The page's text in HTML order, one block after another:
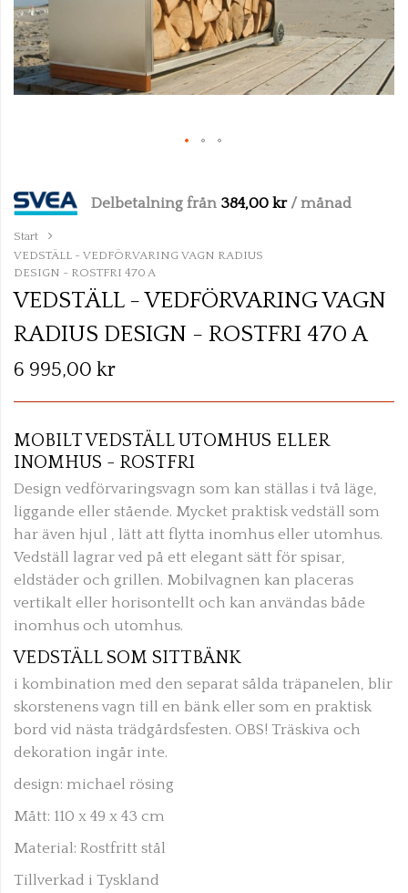
gallery
to
the
beginning
of
the
images
gallery
Delbetalning från 384,00 kr/ månad
Start
VEDSTÄLL - VEDFÖRVARING VAGN RADIUS
DESIGN - ROSTFRI 470 A
VEDSTÄLL - VEDFÖRVARING VAGN
RADIUS DESIGN - ROSTFRI 470 A
6 995,00 kr
MOBILT VEDSTÄLL UTOMHUS ELLER
INOMHUS - ROSTFRI
Design vedförvaringsvagn som kan ställas i två läge,
liggande eller stående. Mycket praktisk vedställ som
har även hjul , lätt att flytta inomhus eller utomhus.
Vedställ lagrar ved på ett elegant sätt för spisar,
eldstäder och grillen. Mobilvagnen kan placeras
vertikalt eller horisontellt och kan användas både
inomhus och utomhus.
VEDSTÄLL SOM SITTBÄNK
i kombination med den separat sålda träpanelen, blir
skorstenens vagn till en bänk eller som en praktisk
bord vid nästa trädgårdsfesten. OBS! Träskiva och
dekoration ingår inte.
design: michael rösing
Mått: 110 x 49 x 43 cm
Material: Rostfritt stål
Tillverkad i Tyskland